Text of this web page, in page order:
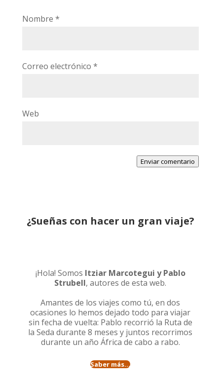
Nombre *
Correo electrónico *
Web
Enviar comentario
¿Sueñas con hacer un gran viaje?
¡Hola! Somos Itziar Marcotegui y Pablo
Strubell, autores de esta web.
Amantes de los viajes como tú, en dos
ocasiones lo hemos dejado todo para viajar
sin fecha de vuelta: Pablo recorrió la Ruta de
la Seda durante 8 meses y juntos recorrimos
durante un año África de cabo a rabo.
Saber más...